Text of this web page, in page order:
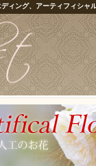
ィング、アーティフィシャ